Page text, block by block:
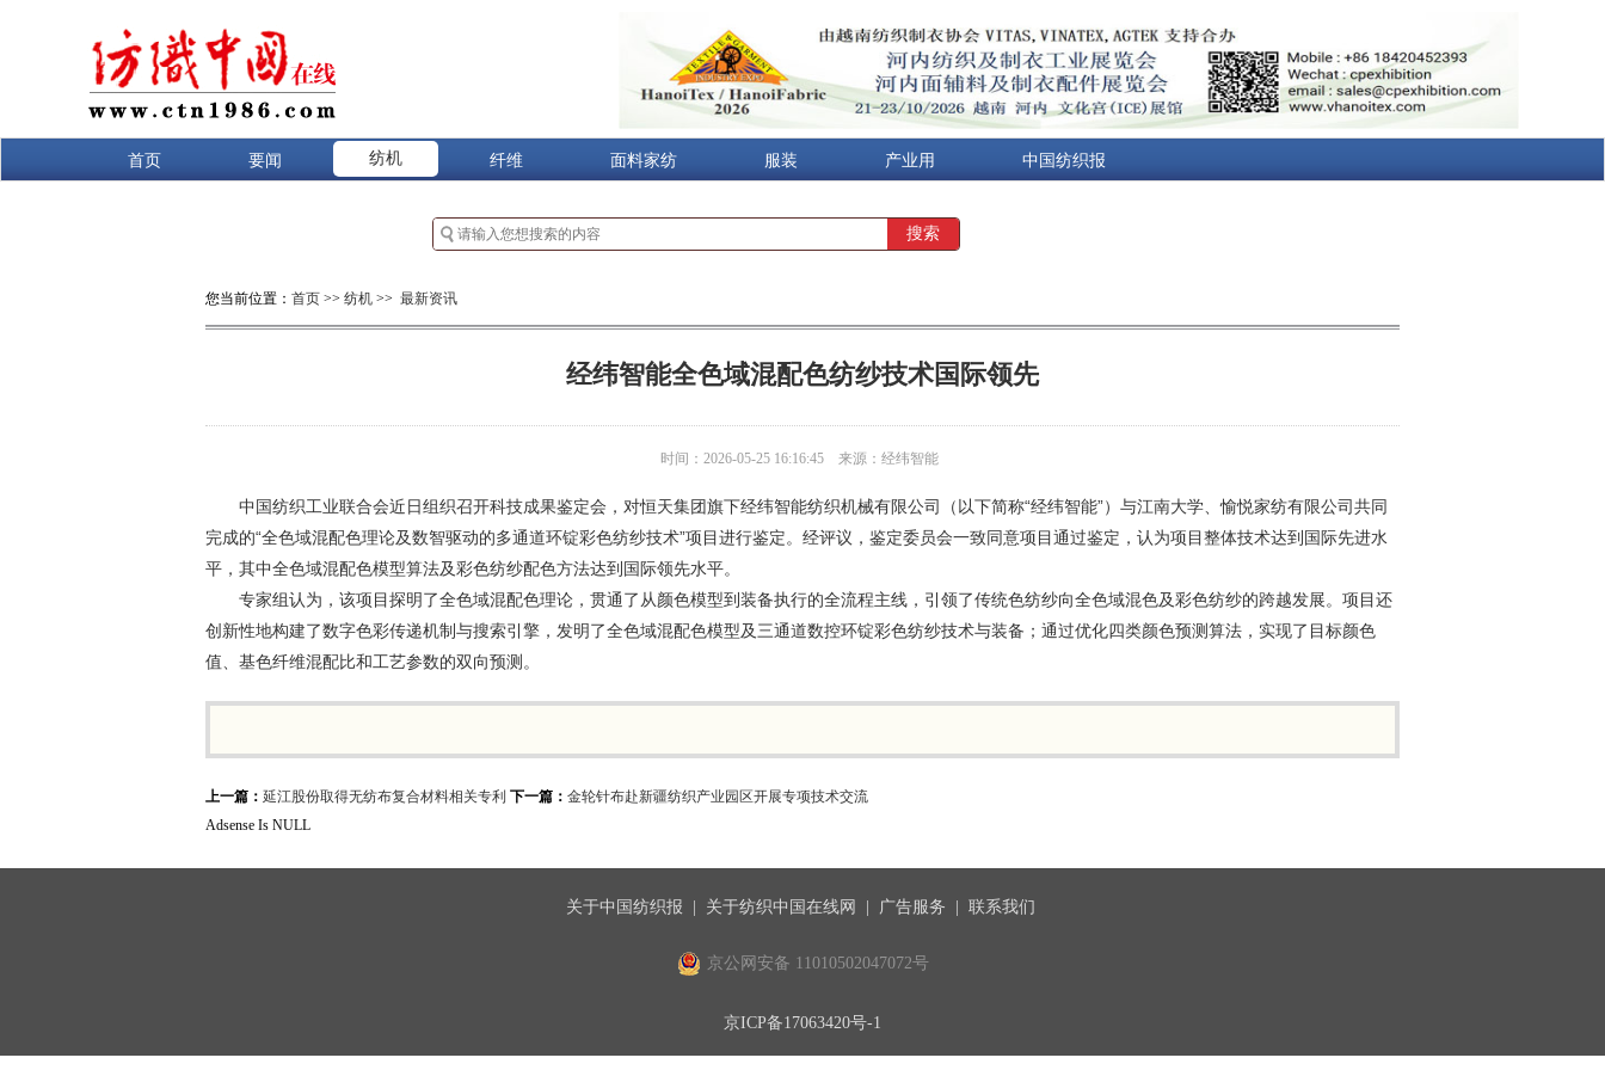
首页 要闻 纺机 纤维 面料家纺 服装 产业用 中国纺织报
您当前位置： 首页 >> 纺机 >> 最新资讯
经纬智能全色域混配色纺纱技术国际领先
时间：2026-05-25 16:16:45来源：经纬智能
中国纺织工业联合会近日组织召开科技成果鉴定会，对恒天集团旗下经纬智能纺织机械有限公司（以下简称“经纬智能”）与江南大学、愉悦家纺有限公司共同
完成的“全色域混配色理论及数智驱动的多通道环锭彩色纺纱技术”项目进行鉴定。经评议，鉴定委员会一致同意项目通过鉴定，认为项目整体技术达到国际先进水
平，其中全色域混配色模型算法及彩色纺纱配色方法达到国际领先水平。
专家组认为，该项目探明了全色域混配色理论，贯通了从颜色模型到装备执行的全流程主线，引领了传统色纺纱向全色域混色及彩色纺纱的跨越发展。项目还
创新性地构建了数字色彩传递机制与搜索引擎，发明了全色域混配色模型及三通道数控环锭彩色纺纱技术与装备；通过优化四类颜色预测算法，实现了目标颜色
值、基色纤维混配比和工艺参数的双向预测。
上一篇： 延江股份取得无纺布复合材料相关专利 下一篇： 金轮针布赴新疆纺织产业园区开展专项技术交流
Adsense Is NULL
关于中国纺织报 关于纺织中国在线网 广告服务 联系我们
京公网安备 11010502047072号
京ICP备17063420号-1